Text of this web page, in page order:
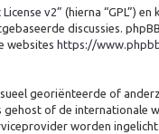
v2” (hierna “GPL”)
discussies.
websites https://
georiënteerde of
of de internationale
worden